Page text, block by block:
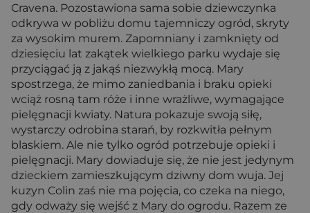
Cravena. Pozostawiona sama sobie dziewczynka
odkrywa w pobliżu domu tajemniczy ogród, skryty
za wysokim murem. Zapomniany i zamknięty od
dziesięciu lat zakątek wielkiego parku wydaje się
przyciągać ją z jakąś niezwykłą mocą. Mary
spostrzega, że mimo zaniedbania i braku opieki
wciąż rosną tam róże i inne wrażliwe, wymagające
pielęgnacji kwiaty. Natura pokazuje swoją siłę,
wystarczy odrobina starań, by rozkwitła pełnym
blaskiem. Ale nie tylko ogród potrzebuje opieki i
pielęgnacji. Mary dowiaduje się, że nie jest jedynym
dzieckiem zamieszkującym dziwny dom wuja. Jej
kuzyn Colin zaś nie ma pojęcia, co czeka na niego,
gdy odważy się wejść z Mary do ogrodu. Razem ze